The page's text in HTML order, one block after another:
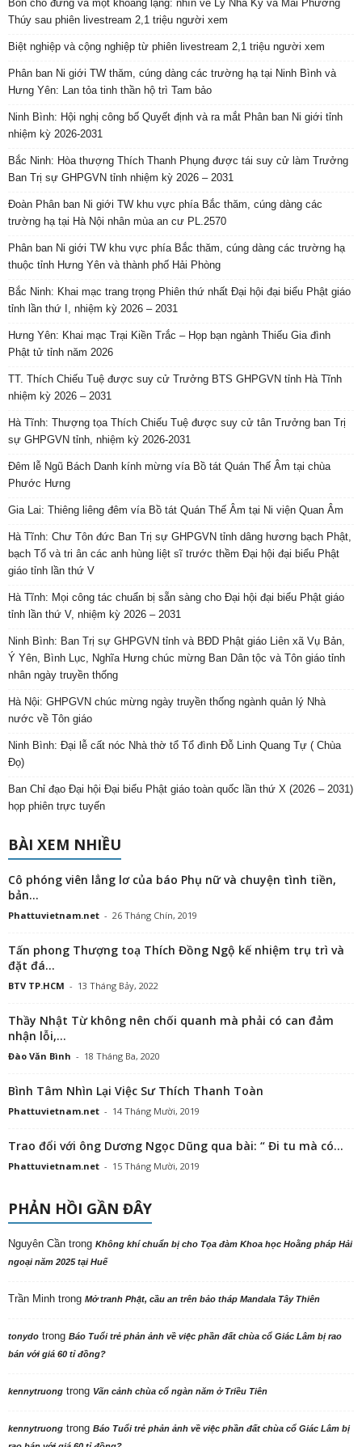
Bốn chỗ đứng và một khoảng lặng: nhìn về Lý Nhã Kỳ và Mai Phương
Thúy sau phiên livestream 2,1 triệu người xem
Biệt nghiệp và cộng nghiệp từ phiên livestream 2,1 triệu người xem
Phân ban Ni giới TW thăm, cúng dàng các trường hạ tại Ninh Bình và
Hưng Yên: Lan tỏa tinh thần hộ trì Tam bảo
Ninh Bình: Hội nghị công bố Quyết định và ra mắt Phân ban Ni giới tỉnh
nhiệm kỳ 2026-2031
Bắc Ninh: Hòa thượng Thích Thanh Phụng được tái suy cử làm Trưởng
Ban Trị sự GHPGVN tỉnh nhiệm kỳ 2026 – 2031
Đoàn Phân ban Ni giới TW khu vực phía Bắc thăm, cúng dàng các
trường hạ tại Hà Nội nhân mùa an cư PL.2570
Phân ban Ni giới TW khu vực phía Bắc thăm, cúng dàng các trường hạ
thuộc tỉnh Hưng Yên và thành phố Hải Phòng
Bắc Ninh: Khai mạc trang trọng Phiên thứ nhất Đại hội đại biểu Phật giáo
tỉnh lần thứ I, nhiệm kỳ 2026 – 2031
Hưng Yên: Khai mạc Trại Kiền Trắc – Họp bạn ngành Thiếu Gia đình
Phật tử tỉnh năm 2026
TT. Thích Chiếu Tuệ được suy cử Trưởng BTS GHPGVN tỉnh Hà Tĩnh
nhiệm kỳ 2026 – 2031
Hà Tĩnh: Thượng tọa Thích Chiếu Tuệ được suy cử tân Trưởng ban Trị
sự GHPGVN tỉnh, nhiệm kỳ 2026-2031
Đêm lễ Ngũ Bách Danh kính mừng vía Bồ tát Quán Thế Âm tại chùa
Phước Hưng
Gia Lai: Thiêng liêng đêm vía Bồ tát Quán Thế Âm tại Ni viện Quan Âm
Hà Tĩnh: Chư Tôn đức Ban Trị sự GHPGVN tỉnh dâng hương bạch Phật,
bạch Tổ và tri ân các anh hùng liệt sĩ trước thềm Đại hội đại biểu Phật
giáo tỉnh lần thứ V
Hà Tĩnh: Mọi công tác chuẩn bị sẵn sàng cho Đại hội đại biểu Phật giáo
tỉnh lần thứ V, nhiệm kỳ 2026 – 2031
Ninh Bình: Ban Trị sự GHPGVN tỉnh và BĐD Phật giáo Liên xã Vụ Bản,
Ý Yên, Bình Lục, Nghĩa Hưng chúc mừng Ban Dân tộc và Tôn giáo tỉnh
nhân ngày truyền thống
Hà Nội: GHPGVN chúc mừng ngày truyền thống ngành quản lý Nhà
nước về Tôn giáo
Ninh Bình: Đại lễ cất nóc Nhà thờ tổ Tổ đình Đỗ Linh Quang Tự ( Chùa
Đọ)
Ban Chỉ đạo Đại hội Đại biểu Phật giáo toàn quốc lần thứ X (2026 – 2031)
họp phiên trực tuyến
BÀI XEM NHIỀU
Cô phóng viên lẳng lơ của báo Phụ nữ và chuyện tình tiền,
bản...
Phattuvietnam.net - 26 Tháng Chín, 2019
Tấn phong Thượng toạ Thích Đồng Ngộ kế nhiệm trụ trì và
đặt đá...
BTV TP.HCM - 13 Tháng Bảy, 2022
Thầy Nhật Từ không nên chối quanh mà phải có can đảm
nhận lỗi,...
Đào Văn Bình - 18 Tháng Ba, 2020
Bình Tâm Nhìn Lại Việc Sư Thích Thanh Toàn
Phattuvietnam.net - 14 Tháng Mười, 2019
Trao đổi với ông Dương Ngọc Dũng qua bài: “ Đi tu mà có...
Phattuvietnam.net - 15 Tháng Mười, 2019
PHẢN HỒI GẦN ĐÂY
Nguyên Cần trong Không khí chuẩn bị cho Tọa đàm Khoa học Hoằng pháp Hải
ngoại năm 2025 tại Huế
Trần Minh trong Mở tranh Phật, cầu an trên bảo tháp Mandala Tây Thiên
tonydo trong Báo Tuổi trẻ phản ảnh về việc phần đất chùa cổ Giác Lâm bị rao
bán với giá 60 tỉ đồng?
kennytruong trong Vãn cảnh chùa cổ ngàn năm ở Triều Tiên
kennytruong trong Báo Tuổi trẻ phản ảnh về việc phần đất chùa cổ Giác Lâm bị